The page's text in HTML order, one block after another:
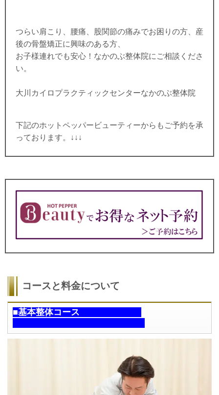
つらい肩こり、腰痛、股関節の痛みでお困りの方、産
後の骨盤矯正に興味のある方、
お子様連れでも安心！なかのぶ整体院にご相談くださ
い。
大川カイロプラクティックセンターなかのぶ整体院
下記のホットペッパービューティーからもご予約を承
っております。↓↓↓
コースと料金について
■基本整体コース